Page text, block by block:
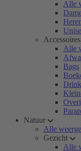
Alle
Accessoires
Alle
Bags
Natuur
Alle
Gezicht
Alle